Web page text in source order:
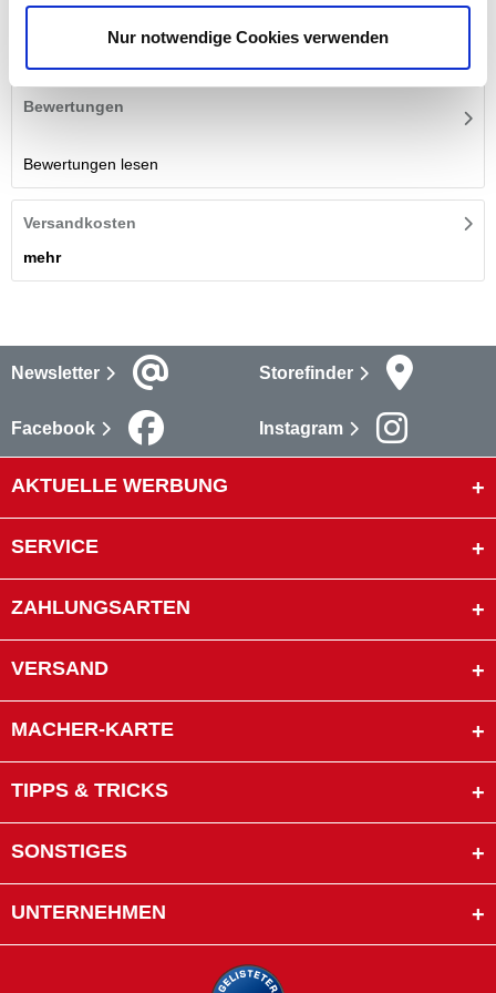
Nur notwendige Cookies verwenden
Hakens kann die Arbeitsleuchte überall aufgehängt werden.
Bewertungen
Bewertungen lesen
Versandkosten
mehr
Newsletter Storefinder
Facebook Instagram
AKTUELLE WERBUNG
SERVICE
ZAHLUNGSARTEN
VERSAND
MACHER-KARTE
TIPPS & TRICKS
SONSTIGES
UNTERNEHMEN